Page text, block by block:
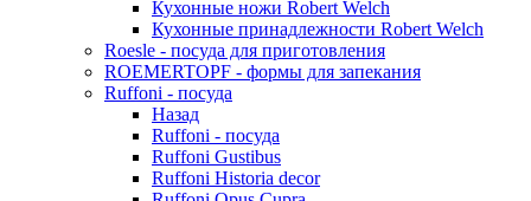
Кухонные ножи Robert Welch
Кухонные принадлежности Robert Welch
Roesle - посуда для приготовления
ROEMERTOPF - формы для запекания
Ruffoni - посуда
Назад
Ruffoni - посуда
Ruffoni Gustibus
Ruffoni Historia decor